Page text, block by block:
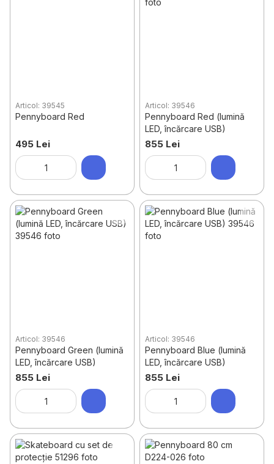
Articol: 39545
Pennyboard Red
495 Lei
Articol: 39546
Pennyboard Red (lumină
LED, încărcare USB)
855 Lei
Articol: 39546
Pennyboard Green (lumină
LED, încărcare USB)
855 Lei
Articol: 39546
Pennyboard Blue (lumină
LED, încărcare USB)
855 Lei